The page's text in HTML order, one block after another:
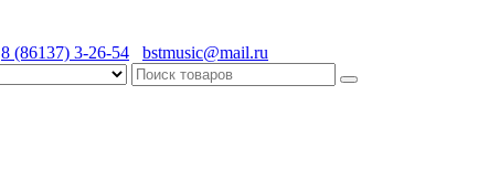
8 (86137) 3-26-54 bstmusic@mail.ru